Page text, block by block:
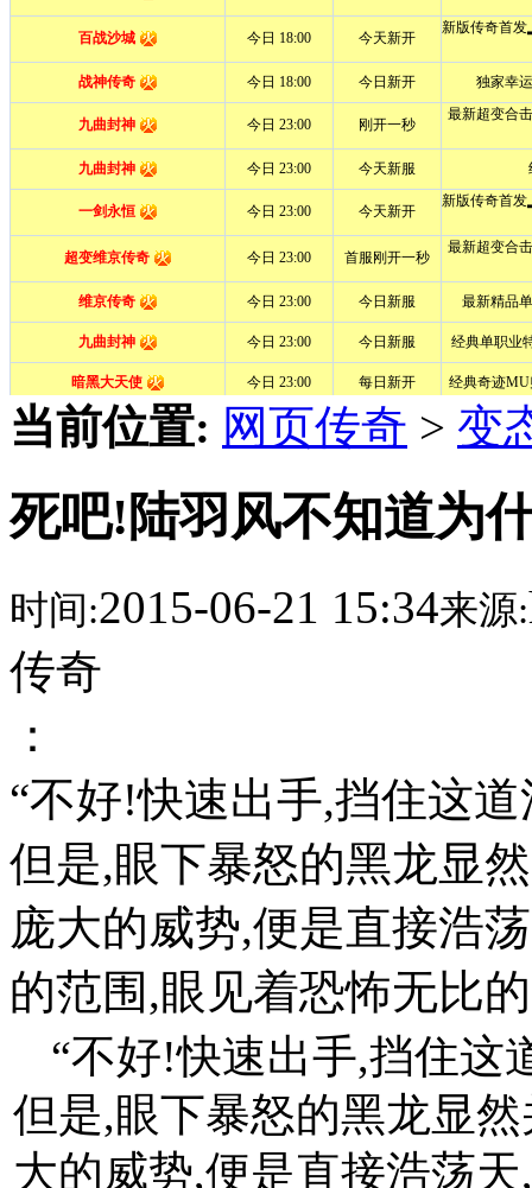
当前位置: 网页传奇 > 变
死吧!陆羽风不知道为
时间:2015-06-21 15:34来源:
传奇
：
“不好!快速出手,挡住这
但是,眼下暴怒的黑龙显
庞大的威势,便是直接浩
的范围,眼见着恐怖无比
“不好!快速出手,挡住这
但是,眼下暴怒的黑龙显
大的威势,便是直接浩荡